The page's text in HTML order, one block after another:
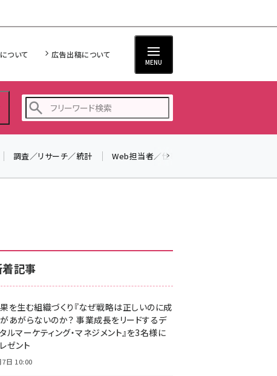
ついて 広告出稿について
MENU
z世代 (1623)
meo (1277)
llmo (1167)
調査／リサーチ／統計 Web担当者／仕事
記事
を生む組織づくり『なぜ戦略は正しいのに成
あがらないのか？ 事業成長をリードするデ
ルマーケティング・マネジメント』を3名様に
ゼント
7日 10:00